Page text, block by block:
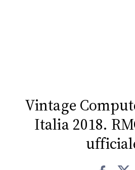
CONSIGLIA
Vintage
Italia 2018.